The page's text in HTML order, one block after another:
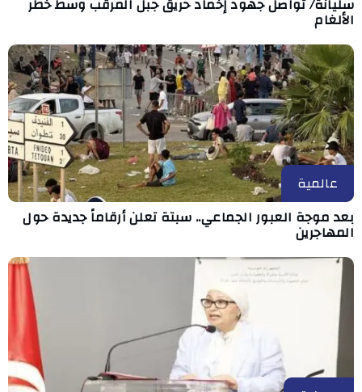
الألغام
عالمية
بعد موجة العبور الجماعي.. سبتة تعلن أرقاماً جديدة حول
المهاجرين